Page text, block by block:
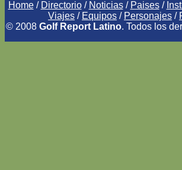
Home/ Directorio/ Noticias/ Paises/
Viajes / Equipos / Personajes /
© 2008 Golf Report Latino. Todos los